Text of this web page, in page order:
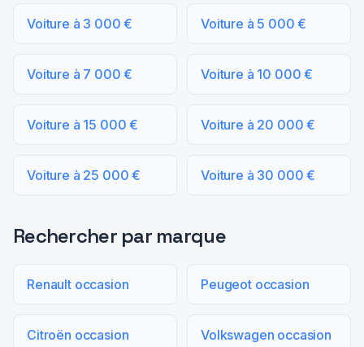
Voiture à 3 000 € Voiture à 5 000 €
Voiture à 7 000 € Voiture à 10 000 €
Voiture à 15 000 € Voiture à 20 000 €
Voiture à 25 000 € Voiture à 30 000 €
Rechercher par marque
Renault occasion Peugeot occasion
Citroën occasion Volkswagen occasion